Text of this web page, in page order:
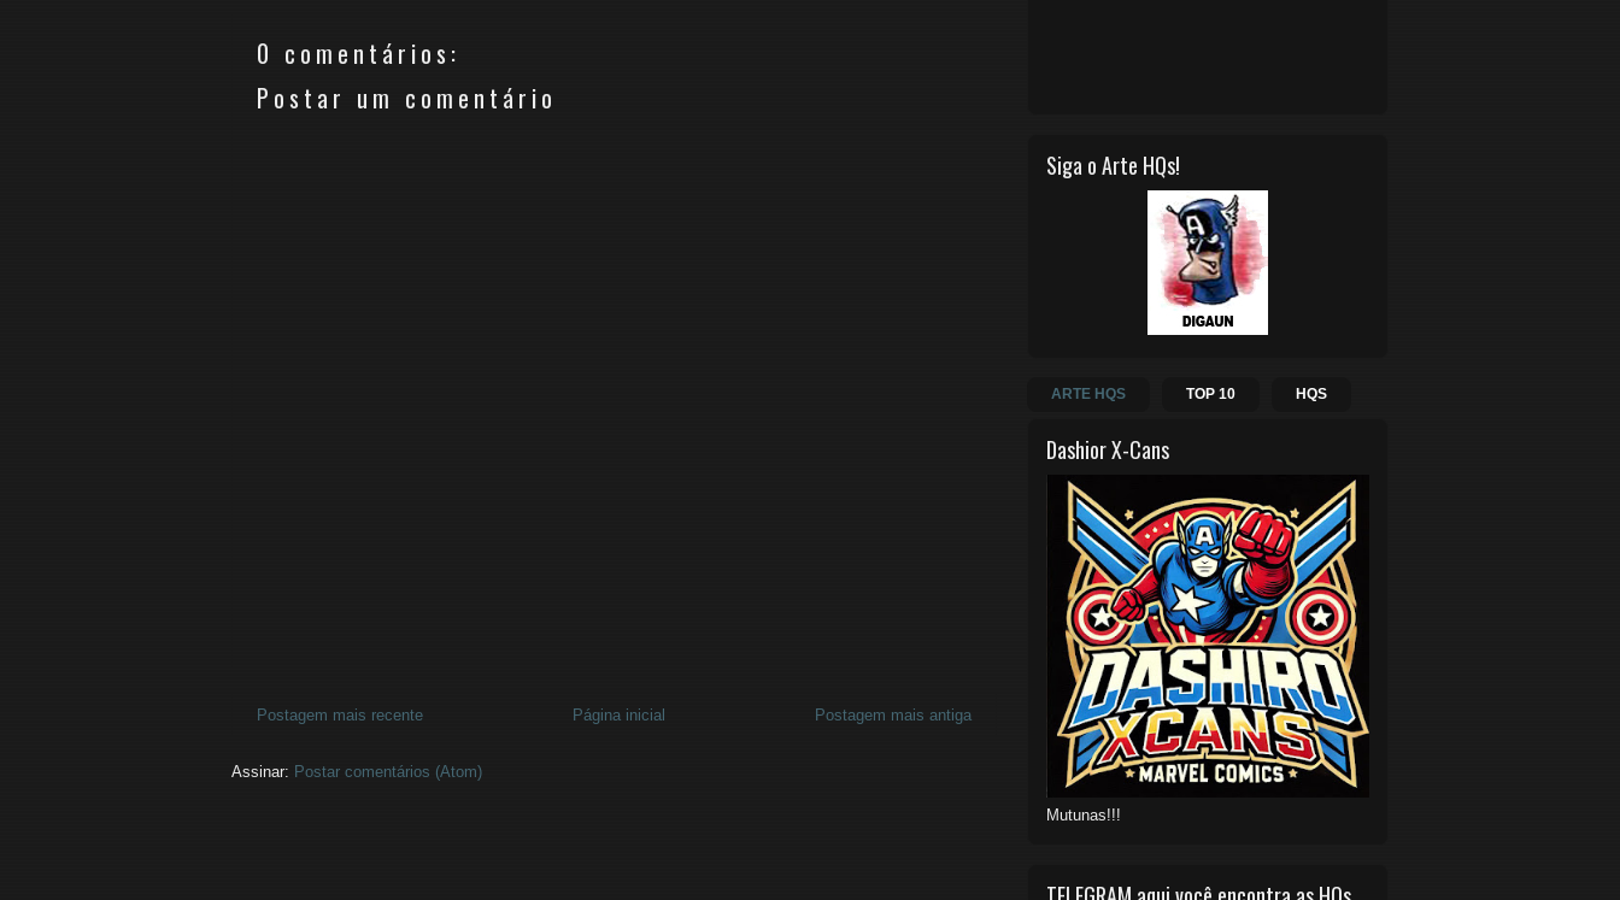
0 comentários:
Postar um comentário
Postagem mais recente Postagem mais antiga
Página inicial
Assinar: Postar comentários (Atom)
Siga o Arte HQs!
ARTE HQS TOP 10 HQS
Dashior X-Cans
Mutunas!!!